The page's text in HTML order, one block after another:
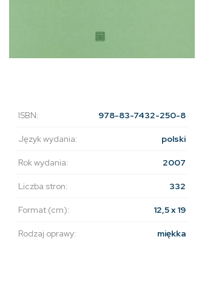
ISBN: 978-83-7432-250-8
Język wydania: polski
Rok wydania: 2007
Liczba stron: 332
Format (cm): 12,5 x 19
Rodzaj oprawy: miękka